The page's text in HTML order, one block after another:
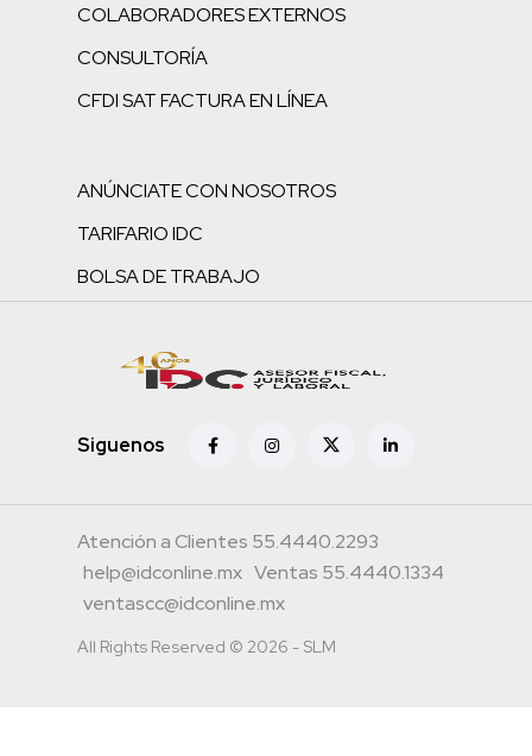
COLABORADORES EXTERNOS
CONSULTORÍA
CFDI SAT FACTURA EN LÍNEA
ANÚNCIATE CON NOSOTROS
TARIFARIO IDC
BOLSA DE TRABAJO
Siguenos
Atención a Clientes 55.4440.2293
help@idconline.mx Ventas 55.4440.1334
ventascc@idconline.mx
All Rights Reserved © 2026 - SLM